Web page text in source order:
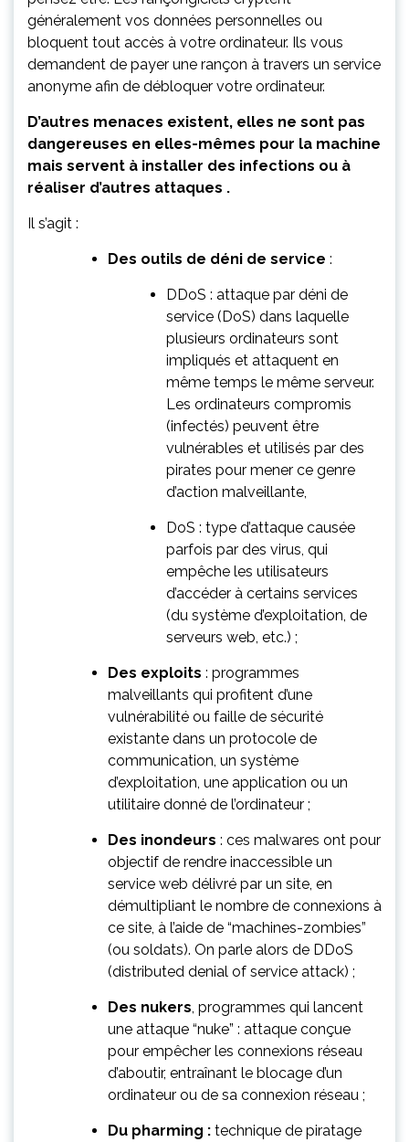
généralement vos données personnelles ou
bloquent tout accès à votre ordinateur. Ils vous
demandent de payer une rançon à travers un service
anonyme afin de débloquer votre ordinateur.
D’autres menaces existent, elles ne sont pas
dangereuses en elles-mêmes pour la machine
mais servent à installer des infections ou à
réaliser d’autres attaques .
Il s’agit :
Des outils de déni de service :
DDoS : attaque par déni de
service (DoS) dans laquelle
plusieurs ordinateurs sont
impliqués et attaquent en
même temps le même serveur.
Les ordinateurs compromis
(infectés) peuvent être
vulnérables et utilisés par des
pirates pour mener ce genre
d’action malveillante,
DoS : type d’attaque causée
parfois par des virus, qui
empêche les utilisateurs
d’accéder à certains services
(du système d’exploitation, de
serveurs web, etc.) ;
Des exploits : programmes
malveillants qui profitent d’une
vulnérabilité ou faille de sécurité
existante dans un protocole de
communication, un système
d’exploitation, une application ou un
utilitaire donné de l’ordinateur ;
Des inondeurs : ces malwares ont pour
objectif de rendre inaccessible un
service web délivré par un site, en
démultipliant le nombre de connexions à
ce site, à l’aide de “machines-zombies”
(ou soldats). On parle alors de DDoS
(distributed denial of service attack) ;
Des nukers, programmes qui lancent
une attaque “nuke” : attaque conçue
pour empêcher les connexions réseau
d’aboutir, entraînant le blocage d’un
ordinateur ou de sa connexion réseau ;
Du pharming : technique de piratage